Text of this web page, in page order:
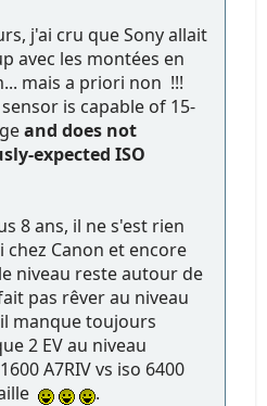
j'ai cru que Sony allait
avec les montées en
mais a priori non !!!
is capable of 15-
and does not
expected ISO
8 ans, il ne s'est rien
chez Canon et encore
niveau reste autour de
pas rêver au niveau
manque toujours
2 EV au niveau
A7RIV vs iso 6400
.